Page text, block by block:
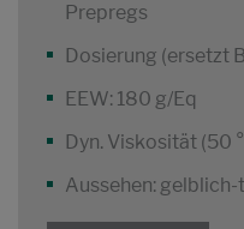
Prepregs
Dosierung (ersetzt
EEW: 180 g/Eq
Dyn. Viskosität (50
Aussehen: